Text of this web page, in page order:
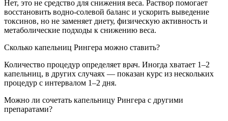
Нет, это не средство для снижения веса. Раствор помогает
восстановить водно-солевой баланс и ускорить выведение
токсинов, но не заменяет диету, физическую активность и
метаболические подходы к снижению веса.
Сколько капельниц Рингера можно ставить?
Количество процедур определяет врач. Иногда хватает 1–2
капельниц, в других случаях — показан курс из нескольких
процедур с интервалом 1–2 дня.
Можно ли сочетать капельницу Рингера с другими
препаратами?